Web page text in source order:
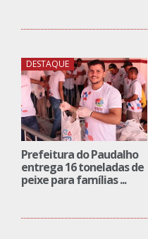
DESTAQUE
Prefeitura do Paudalho
entrega 16 toneladas de
peixe para famílias ...